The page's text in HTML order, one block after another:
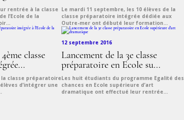
rentrée à la classe
l’Ecole de la
Le mardi 11 septembre, les 10 élèves de la
classe préparatoire intégrée dédiée aux
Outre-mer ont débuté leur formation...
classe
classe préparatoire
d’intégrer une
12 septembre 2016
Lancement de la 3e classe
préparatoire en Ecole su...
Les huit étudiants du programme Egalité des
chances en Ecole supérieure d’art
dramatique ont effectué leur rentrée...